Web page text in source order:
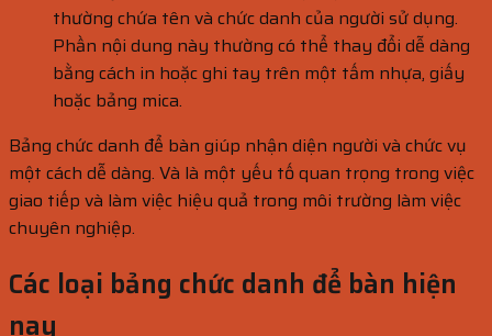
thường chứa tên và chức danh của người sử dụng.
Phần nội dung này thường có thể thay đổi dễ dàng
bằng cách in hoặc ghi tay trên một tấm nhựa, giấy
hoặc bảng mica.
Bảng chức danh để bàn giúp nhận diện người và chức vụ
một cách dễ dàng. Và là một yếu tố quan trọng trong việc
giao tiếp và làm việc hiệu quả trong môi trường làm việc
chuyên nghiệp.
Các loại bảng chức danh để bàn hiện
nay